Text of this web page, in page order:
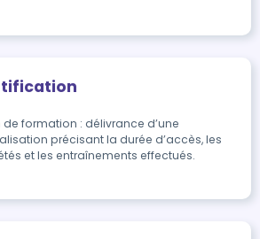
formation : délivrance d’une
précisant la durée d’accès, les
et les entraînements effectués.